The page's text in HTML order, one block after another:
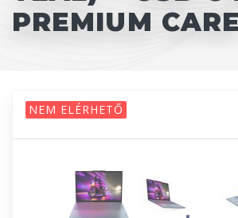
PREMIUM CARE
NEM ELÉRHETŐ